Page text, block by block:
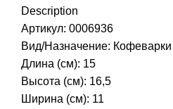
Description
Артикул: 0006936
Вид/Назначение:
Длина (см): 15
Высота (см): 16,5
Ширина (см): 11